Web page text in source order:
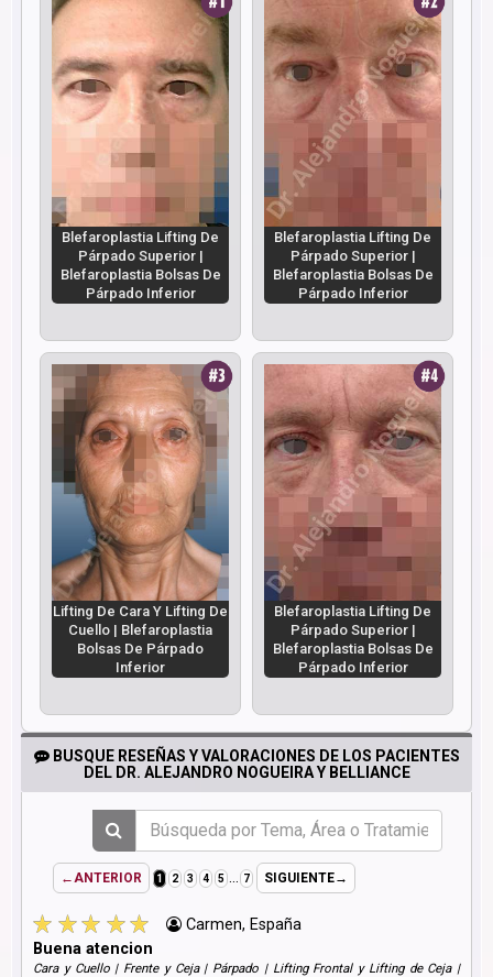
Blefaroplastia Lifting De
Párpado Superior |
Blefaroplastia Bolsas De
Párpado Inferior
Blefaroplastia Lifting De
Párpado Superior |
Blefaroplastia Bolsas De
Párpado Inferior
Lifting De Cara Y Lifting De
Cuello | Blefaroplastia
Bolsas De Párpado
Inferior
Blefaroplastia Lifting De
Párpado Superior |
Blefaroplastia Bolsas De
Párpado Inferior
BUSQUE RESEÑAS Y VALORACIONES DE LOS PACIENTES
DEL DR. ALEJANDRO NOGUEIRA Y BELLIANCE
←ANTERIOR 1 2 3 4 5 ... 7 SIGUIENTE→
Carmen, España
Buena atencion
Cara y Cuello | Frente y Ceja | Párpado | Lifting Frontal y Lifting de Ceja |